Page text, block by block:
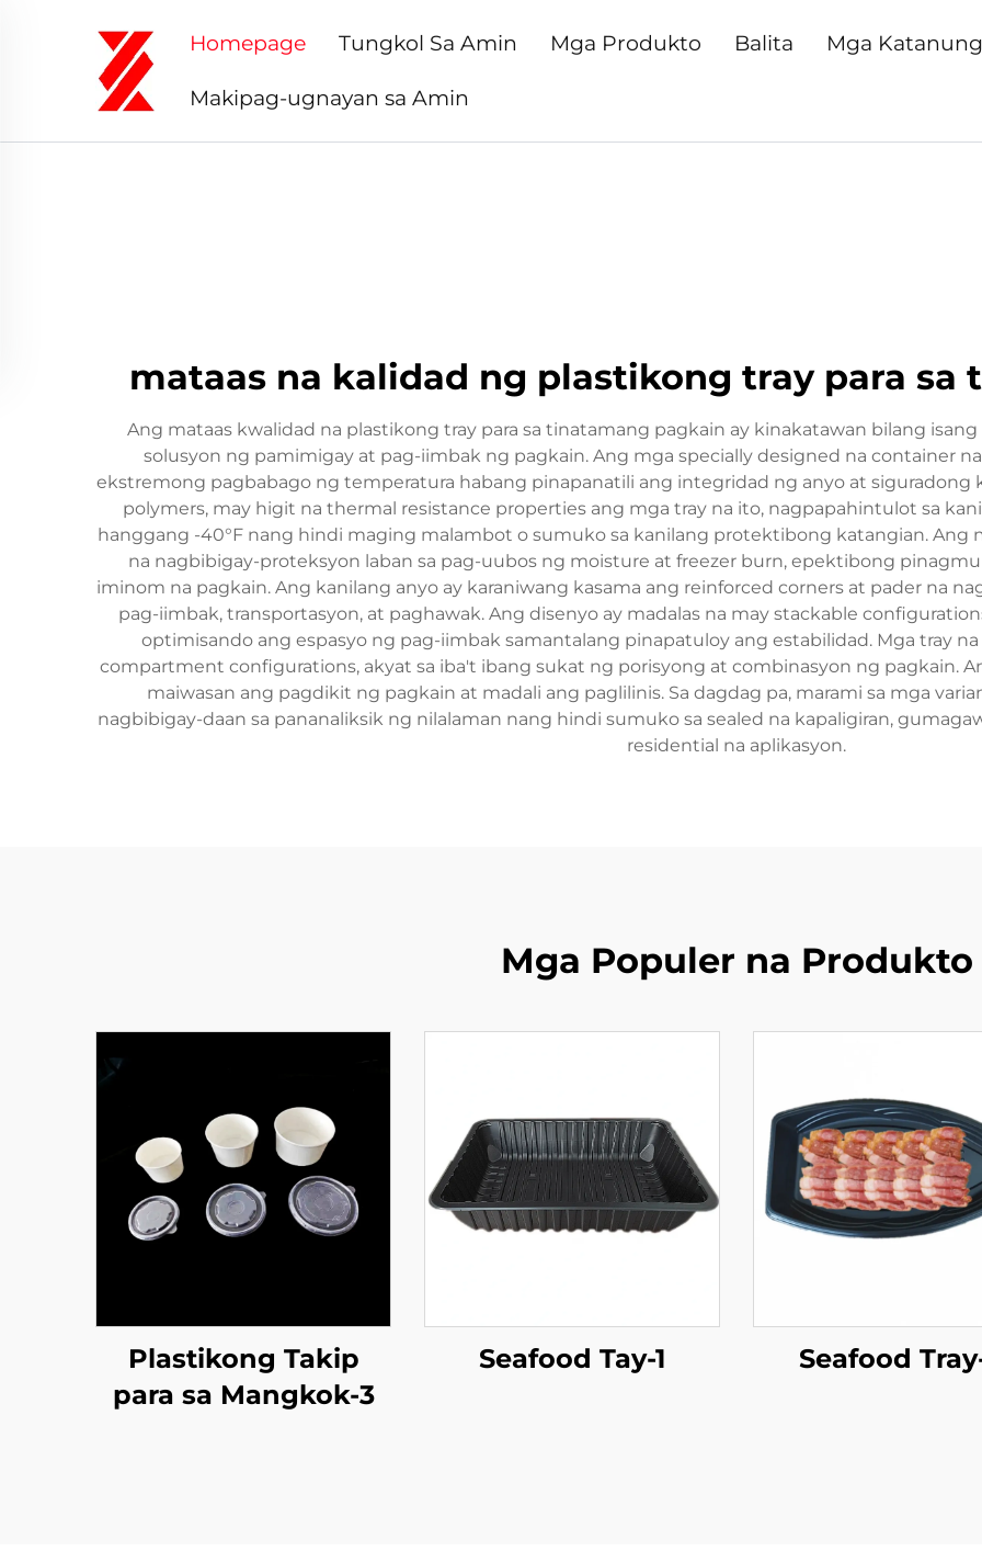
Homepage Tungkol Sa Amin Mga Produkto Balita Mga
Makipag-ugnayan sa Amin
mataas na kalidad ng plastikong tray para
Ang mataas kwalidad na plastikong tray para sa tinatamang pagkain ay kinakatawan bilang
solusyon ng pamimigay at pag-iimbak ng pagkain. Ang mga specially designed na container
ekstremong pagbabago ng temperatura habang pinapanatili ang integridad ng anyo at siguradong
polymers, may higit na thermal resistance properties ang mga tray na ito, nagpapahintulot sa
hanggang -40°F nang hindi maging malambot o sumuko sa kanilang protektibong katangian. Ang
na nagbibigay-proteksyon laban sa pag-uubos ng moisture at freezer burn, epektibong
iminom na pagkain. Ang kanilang anyo ay karaniwang kasama ang reinforced corners at pader na
pag-iimbak, transportasyon, at paghawak. Ang disenyo ay madalas na may stackable
optimisando ang espasyo ng pag-iimbak samantalang pinapatuloy ang estabilidad. Mga tray
compartment configurations, akyat sa iba't ibang sukat ng porisyong at combinasyon ng pagkain.
maiwasan ang pagdikit ng pagkain at madali ang paglilinis. Sa dagdag pa, marami sa mga
nagbibigay-daan sa pananaliksik ng nilalaman nang hindi sumuko sa sealed na kapaligiran,
residential na aplikasyon.
Mga Populer na Produkto
Plastikong Takip
para sa Mangkok-3
Seafood Tay-1 Seafood